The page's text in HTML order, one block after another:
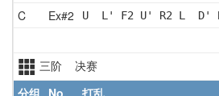
C Ex#2 U  L' F2 U' R2 L  D'
三阶 决赛
分组 No. 打乱